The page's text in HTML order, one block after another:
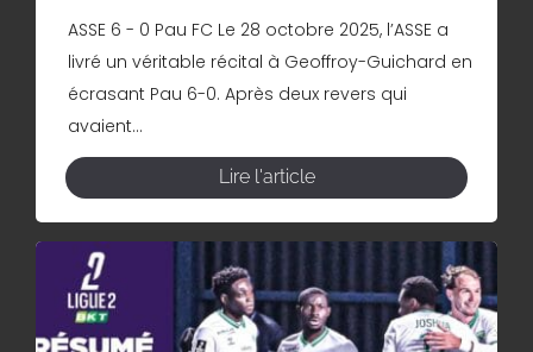
ASSE 6 - 0 Pau FC Le 28 octobre 2025, l’ASSE a
livré un véritable récital à Geoffroy-Guichard en
écrasant Pau 6-0. Après deux revers qui
avaient...
Lire l'article